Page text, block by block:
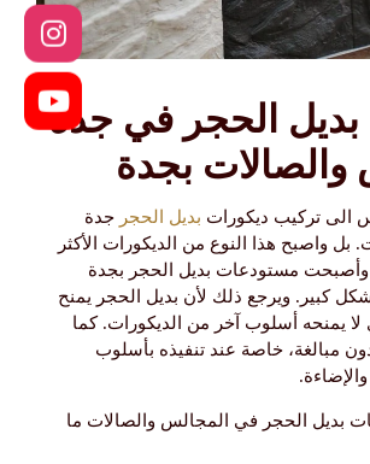
بديل الحجر في جدة
والصالات بجدة
الى تركيب ديكورات بديل الحجر جدة
بل واصبح هذا النوع من الديكورات الأكثر
مستودعات بديل الحجر بجدة
كبير. ويرجع ذلك لأن بديل الحجر يمنح
يمنحه أسلوب آخر من الديكورات. كما
مبالغة، خاصة عند تنفيذه بأسلوب
بديل الحجر في المجالس والصالات ما